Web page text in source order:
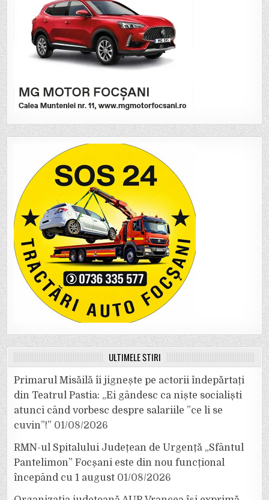
ULTIMELE ȘTIRI
Primarul Misăilă îi jignește pe actorii îndepărtați
din Teatrul Pastia: „Ei gândesc ca niște socialiști
atunci când vorbesc despre salariile ”ce li se
cuvin”!” 01/08/2026
RMN-ul Spitalului Județean de Urgență „Sfântul
Pantelimon” Focșani este din nou funcțional
începând cu 1 august 01/08/2026